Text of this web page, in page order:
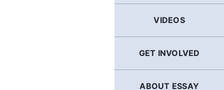
VIDEOS
GET INVOLVED
ABOUT ESSAY